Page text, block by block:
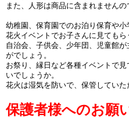
また、人形は商品に含まれませんの
幼稚園、保育園でのお泊り保育や
花火イベントでお子さんに見ても
自治会、子供会、少年団、児童館
がでしょう。
お祭り、縁日など各種イベントで
いでしょうか。
花火は湿気を防いで、保管していた
保護者様へのお願